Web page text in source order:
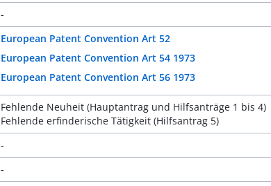
-
European Patent Convention Art 52
European Patent Convention Art 54 1973
European Patent Convention Art 56 1973
Fehlende Neuheit (Hauptantrag und Hilfsanträge 1 bis 4)
Fehlende erfinderische Tätigkeit (Hilfsantrag 5)
-
-